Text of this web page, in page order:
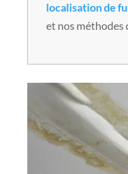
localisation de
et nos méthodes